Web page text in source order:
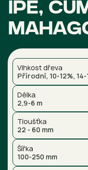
Ipe,
Vlhkost dřeva
Přírodní, 10-12%, 14-
Délka
2,9-6 m
Tloušťka
22 - 60 mm
Šířka
100-250 mm